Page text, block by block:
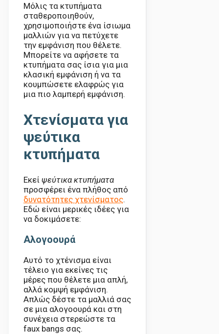
Μόλις τα κτυπήματα
σταθεροποιηθούν,
χρησιμοποιήστε ένα ίσιωμα
μαλλιών για να πετύχετε
την εμφάνιση που θέλετε.
Μπορείτε να αφήσετε τα
κτυπήματα σας ίσια για μια
κλασική εμφάνιση ή να τα
κουμπώσετε ελαφρώς για
μια πιο λαμπερή εμφάνιση.
Χτενίσματα για
ψεύτικα
κτυπήματα
Εκεί ψεύτικα κτυπήματα
προσφέρει ένα πλήθος από
δυνατότητες χτενίσματος.
Εδώ είναι μερικές ιδέες για
να δοκιμάσετε:
Αλογοουρά
Αυτό το χτένισμα είναι
τέλειο για εκείνες τις
μέρες που θέλετε μια απλή,
αλλά κομψή εμφάνιση.
Απλώς δέστε τα μαλλιά σας
σε μια αλογοουρά και στη
συνέχεια στερεώστε τα
faux bangs σας.